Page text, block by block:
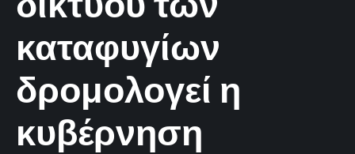
καταφυγίων
δρομολογεί η
κυβέρνηση